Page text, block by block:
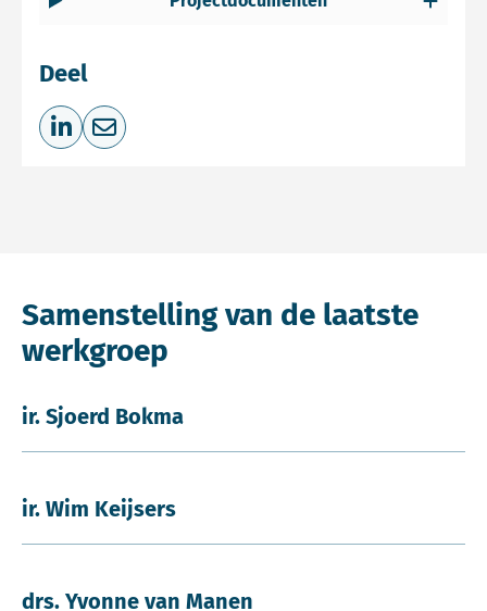
Deel
Deel op LinkedIn
Deel via e-mail
Samenstelling van de laatste
werkgroep
ir. Sjoerd Bokma
ir. Wim Keijsers
drs. Yvonne van Manen